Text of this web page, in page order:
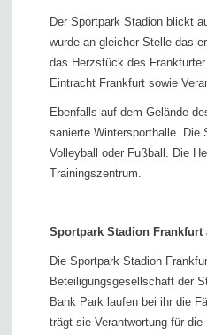
Der Sportpark Stadion blickt
wurde an gleicher Stelle das
das Herzstück des
Eintracht Frankfurt sowie
Ebenfalls auf dem Gelände
sanierte Wintersporthalle. Die
Volleyball oder Fußball. Die
Trainingszentrum.
Sportpark Stadion
Die Sportpark Stadion
Beteiligungsgesellschaft der
Bank Park laufen bei ihr die
trägt sie Verantwortung für